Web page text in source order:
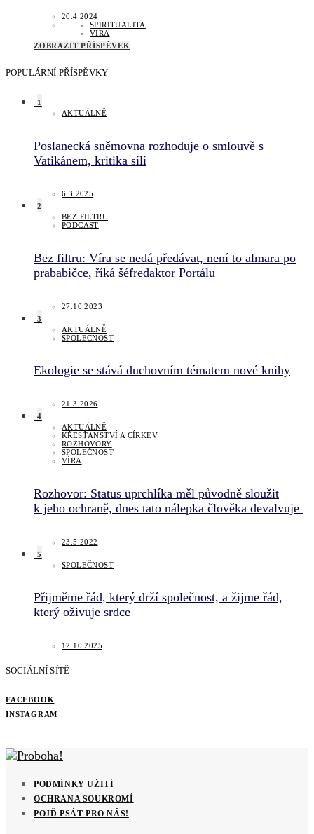
20.4.2024
SPIRITUALITA
VÍRA
ZOBRAZIT PŘÍSPĚVEK
POPULÁRNÍ PŘÍSPĚVKY
1
AKTUÁLNĚ
Poslanecká sněmovna rozhoduje o smlouvě s
Vatikánem, kritika sílí
6.3.2025
2
BEZ FILTRU
PODCAST
Bez filtru: Víra se nedá předávat, není to almara po
prababičce, říká šéfredaktor Portálu
27.10.2023
3
AKTUÁLNĚ
SPOLEČNOST
Ekologie se stává duchovním tématem nové knihy
21.3.2026
4
AKTUÁLNĚ
KŘESŤANSTVÍ A CÍRKEV
ROZHOVORY
SPOLEČNOST
VÍRA
Rozhovor: Status uprchlíka měl původně sloužit
k jeho ochraně, dnes tato nálepka člověka devalvuje
23.5.2022
5
SPOLEČNOST
Přijměme řád, který drží společnost, a žijme řád,
který oživuje srdce
12.10.2025
SOCIÁLNÍ SÍTĚ
FACEBOOK
INSTAGRAM
PODMÍNKY UŽITÍ
OCHRANA SOUKROMÍ
POJĎ PSÁT PRO NÁS!